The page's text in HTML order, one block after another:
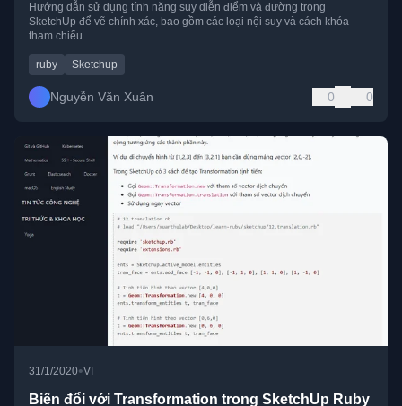
Hướng dẫn sử dụng tính năng suy diễn điểm và đường trong
SketchUp để vẽ chính xác, bao gồm các loại nội suy và cách khóa
tham chiếu.
ruby Sketchup
Nguyễn Văn Xuân 0 0
31/1/2020•VI
Biến đổi với Transformation trong SketchUp Ruby